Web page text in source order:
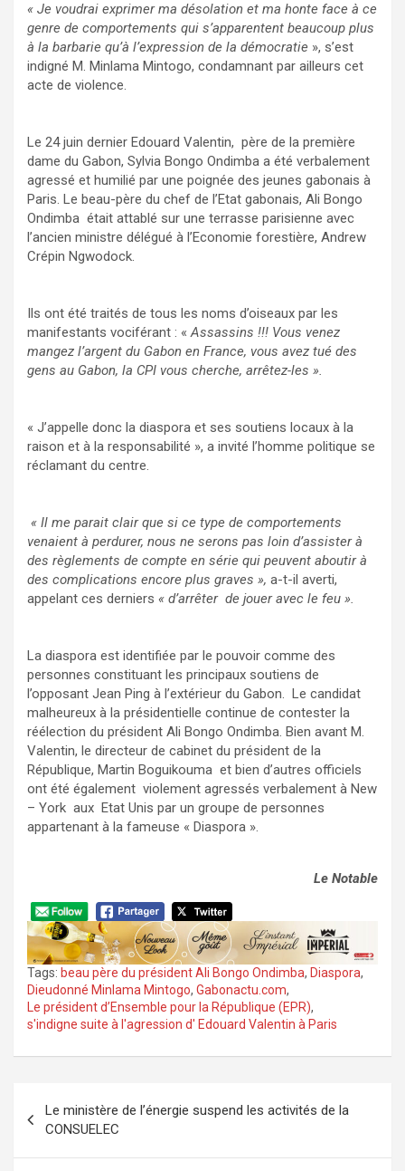
« Je voudrai exprimer ma désolation et ma honte face à ce
genre de comportements qui s’apparentent beaucoup plus
à la barbarie qu’à l’expression de la démocratie », s’est
indigné M. Minlama Mintogo, condamnant par ailleurs cet
acte de violence.
Le 24 juin dernier Edouard Valentin, père de la première
dame du Gabon, Sylvia Bongo Ondimba a été verbalement
agressé et humilié par une poignée des jeunes gabonais à
Paris. Le beau-père du chef de l’Etat gabonais, Ali Bongo
Ondimba était attablé sur une terrasse parisienne avec
l’ancien ministre délégué à l’Economie forestière, Andrew
Crépin Ngwodock.
Ils ont été traités de tous les noms d’oiseaux par les
manifestants vociférant : «Assassins !!! Vous venez
mangez l’argent du Gabon en France, vous avez tué des
gens au Gabon, la CPI vous cherche, arrêtez-les ».
« J’appelle donc la diaspora et ses soutiens locaux à la
raison et à la responsabilité », a invité l’homme politique se
réclamant du centre.
« Il me parait clair que si ce type de comportements
venaient à perdurer, nous ne serons pas loin d’assister à
des règlements de compte en série qui peuvent aboutir à
des complications encore plus graves », a-t-il averti,
appelant ces derniers « d’arrêter de jouer avec le feu ».
La diaspora est identifiée par le pouvoir comme des
personnes constituant les principaux soutiens de
l’opposant Jean Ping à l’extérieur du Gabon. Le candidat
malheureux à la présidentielle continue de contester la
réélection du président Ali Bongo Ondimba. Bien avant M.
Valentin, le directeur de cabinet du président de la
République, Martin Boguikouma et bien d’autres officiels
ont été également violement agressés verbalement à New
– York aux Etat Unis par un groupe de personnes
appartenant à la fameuse « Diaspora ».
Le Notable
Tags: beau père du président Ali Bongo Ondimba, Diaspora,
Dieudonné Minlama Mintogo, Gabonactu.com,
Le président d’Ensemble pour la République (EPR),
s'indigne suite à l'agression d' Edouard Valentin à Paris
de
l’article
Le ministère de l’énergie suspend les activités de la
CONSUELEC